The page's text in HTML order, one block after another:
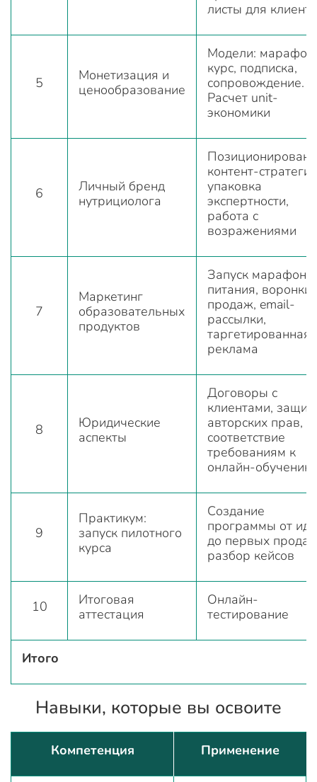
листы для
5
Монетизация и
ценообразование
Модели: марафон,
курс, подписка,
сопровождение.
Расчет unit-
экономики
6
Личный бренд
нутрициолога
контент-
упаковка
экспертности,
работа с
возражениями
7
Маркетинг
образовательных
продуктов
Запуск
питания, воронки
продаж, email-
рассылки,
таргетированная
реклама
8
Юридические
аспекты
Договоры с
клиентами,
авторских прав,
соответствие
требованиям к
онлайн-обучению
9
Практикум:
запуск пилотного
курса
Создание
программы от
до первых
разбор кейсов
10
Итоговая
аттестация
Онлайн-
тестирование
Итого
Навыки, которые вы освоите
Компетенция Применение